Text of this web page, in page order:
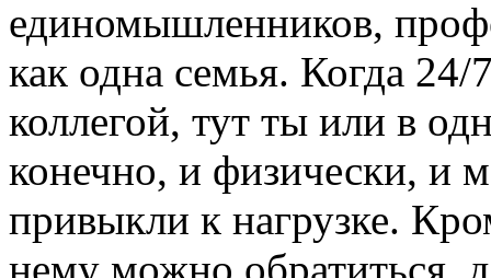
единомышленников,
как одна семья. Когда
коллегой, тут ты или в
конечно, и физически, и
привыкли к нагрузке.